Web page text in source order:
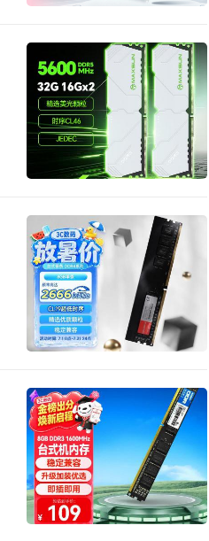
责任编辑：IT国度